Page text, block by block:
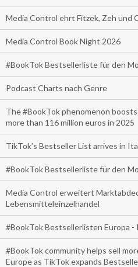
Media Control ehrt Fitzek, Zeh und
Media Control Book Night 2026
#BookTok Bestsellerliste für den
Podcast Charts nach Genre
The #BookTok phenomenon
more than 116 million euros in 2025
TikTok’s Bestseller List arrives in
#BookTok Bestsellerliste für den
Media Control erweitert
Lebensmitteleinzelhandel
#BookTok Bestsellerlisten Europa -
#BookTok community helps sell
Europe as TikTok expands